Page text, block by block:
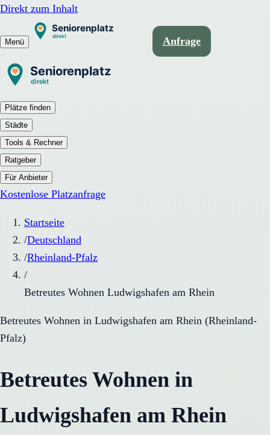
Direkt zum Inhalt
Menü Anfrage
Plätze finden
Städte
Tools & Rechner
Ratgeber
Für Anbieter
Kostenlose Platzanfrage
Startseite
/Deutschland
/Rheinland-Pfalz
/
Betreutes Wohnen Ludwigshafen am Rhein
Betreutes Wohnen in Ludwigshafen am Rhein (Rheinland-
Pfalz)
Betreutes Wohnen in
Ludwigshafen am Rhein